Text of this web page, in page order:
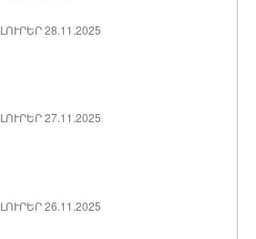
ԼՈՒՐԵՐ 28.11.2025
ԼՈՒՐԵՐ 27.11.2025
ԼՈՒՐԵՐ 26.11.2025